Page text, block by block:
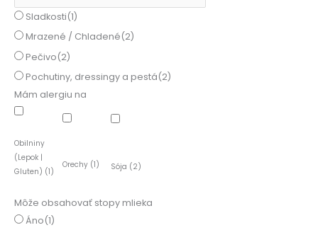
Sladkosti(1)
Mrazené / Chladené(2)
Pečivo(2)
Pochutiny, dressingy a pestá(2)
Mám alergiu na
Obilniny
(Lepok |
Gluten) (1)
Orechy (1) Sója (2)
Môže obsahovať stopy mlieka
Áno(1)